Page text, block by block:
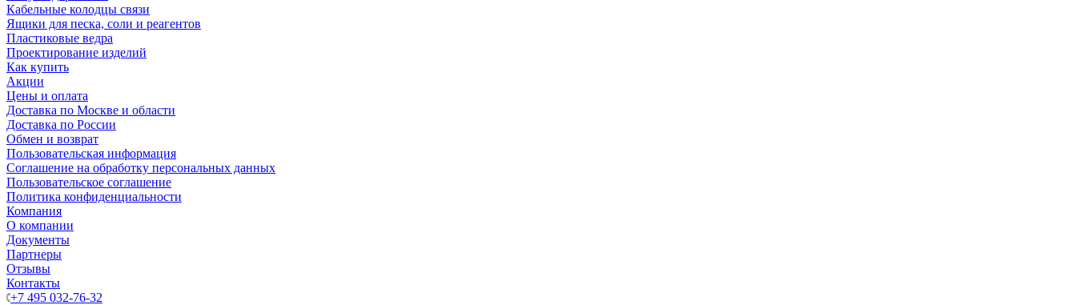
Кабельные колодцы связи
Ящики для песка, соли и реагентов
Пластиковые ведра
Проектирование изделий
Как купить
Акции
Цены и оплата
Доставка по Москве и области
Доставка по России
Обмен и возврат
Пользовательская информация
Соглашение на обработку персональных данных
Пользовательское соглашение
Политика конфиденциальности
Компания
О компании
Документы
Партнеры
Отзывы
Контакты
+7 495 032-76-32